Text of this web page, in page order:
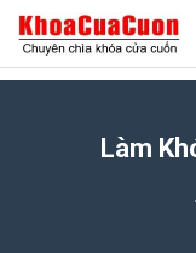
Làm